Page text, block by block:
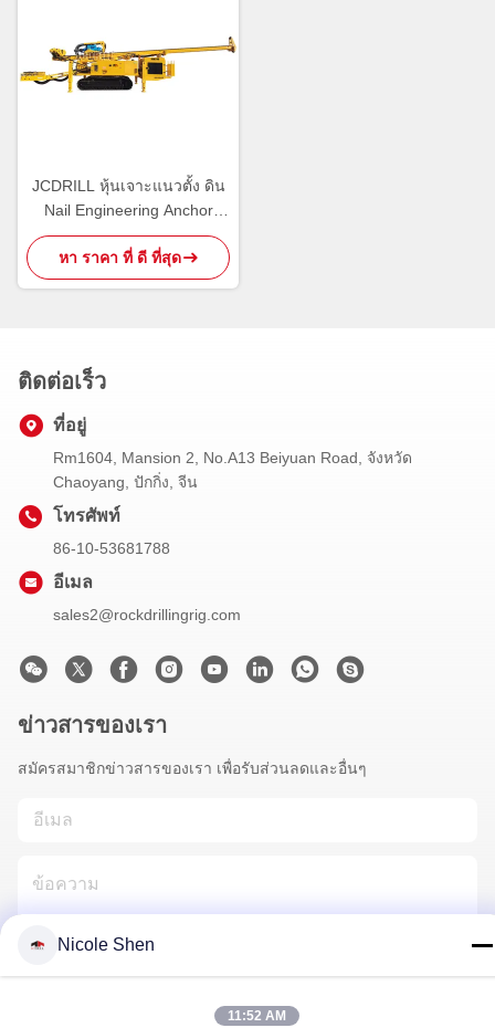
JCDRILL หุ้นเจาะแนวตั้ง ดิน
Nail Engineering Anchor
Drilling Rig
หา ราคา ที่ ดี ที่สุด
ติดต่อเร็ว
ที่อยู่
Rm1604, Mansion 2, No.A13 Beiyuan Road, จังหวัด
Chaoyang, ปักกิ่ง, จีน
โทรศัพท์
86-10-53681788
อีเมล
sales2@rockdrillingrig.com
ข่าวสารของเรา
สมัครสมาชิกข่าวสารของเรา เพื่อรับส่วนลดและอื่นๆ
Nicole Shen
11:52 AM